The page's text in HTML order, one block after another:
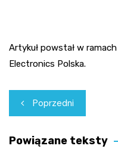
Artykuł powstał w
Electronics Polska.
Nawigacja
wpisu
Poprzedni
Powiązane teksty